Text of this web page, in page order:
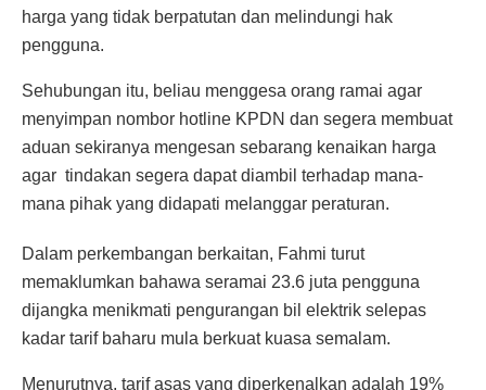
harga yang tidak berpatutan dan melindungi hak
pengguna.
Sehubungan itu, beliau menggesa orang ramai agar
menyimpan nombor hotline KPDN dan segera membuat
aduan sekiranya mengesan sebarang kenaikan harga
agar tindakan segera dapat diambil terhadap mana-
mana pihak yang didapati melanggar peraturan.
Dalam perkembangan berkaitan, Fahmi turut
memaklumkan bahawa seramai 23.6 juta pengguna
dijangka menikmati pengurangan bil elektrik selepas
kadar tarif baharu mula berkuat kuasa semalam.
Menurutnya, tarif asas yang diperkenalkan adalah 19%